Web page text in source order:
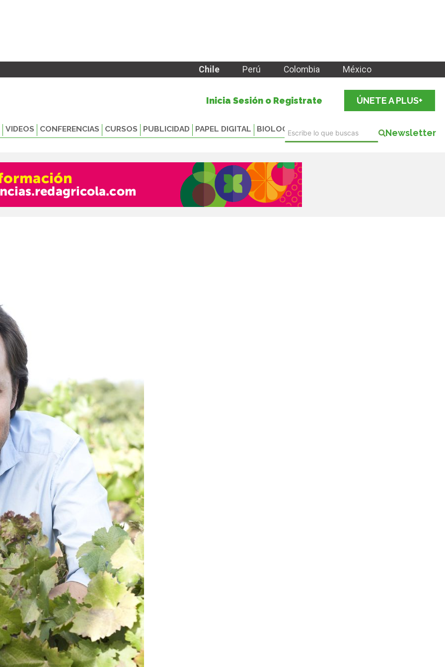
Chile Perú Colombia México
Inicia Sesión o Registrate ÚNETE A PLUS+
VIDEOS CONFERENCIAS CURSOS PUBLICIDAD PAPEL DIGITAL BIOLOGICALS Newsletter